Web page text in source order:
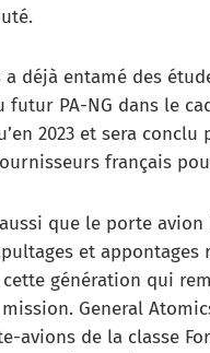
a déjà entamé des
futur PA-NG dans le
2023 et sera
français
que le porte avion
et appontages
génération qui
General
avions de la classe